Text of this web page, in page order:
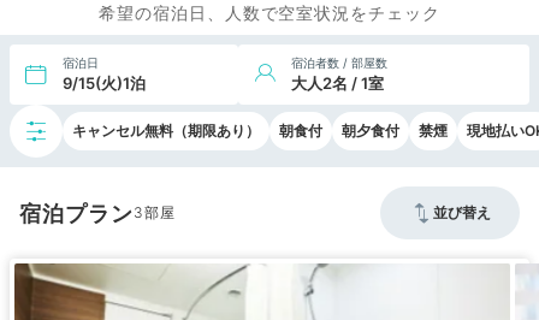
希望の宿泊日、人数で空室状況をチェック
宿泊日
9/15(火)1泊
宿泊者数 / 部屋数
大人2名 / 1室
キャンセル無料（期限あり） 朝食付 朝夕食付 禁煙 現地払い
宿泊プラン3 並び替え